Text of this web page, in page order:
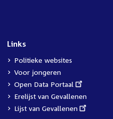
Links
Politieke websites
Voor jongeren
External
link:
Open Data Portaal
Erelijst van Gevallenen
External
Lijst van Gevallenen